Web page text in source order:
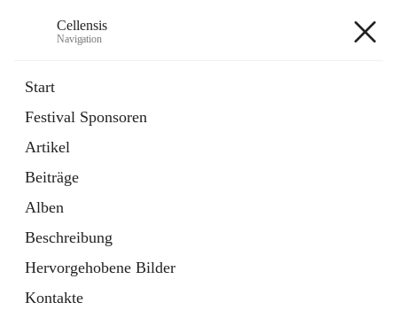
Cellensis
Navigation
Start
Festival Sponsoren
Artikel
Beiträge
Alben
Beschreibung
Hervorgehobene Bilder
Kontakte
Festival Sponsoren